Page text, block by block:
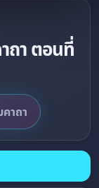
ถา ตอนที่
าถา